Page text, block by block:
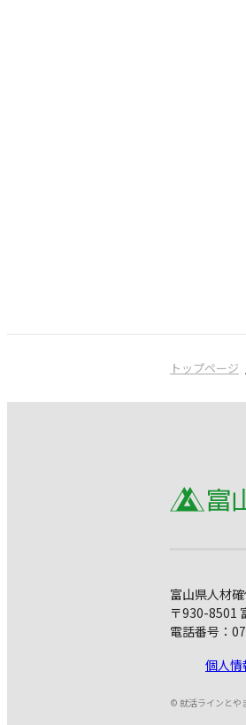
トップページ
富山県人材
〒930-8501
電話番号：
個人情
© 就活ラインとや